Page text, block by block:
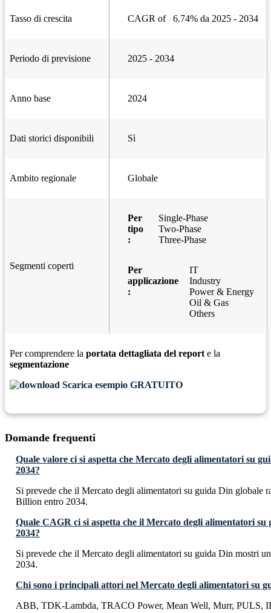
Tasso di crescita CAGR of 6.74% da 2025 - 2034
Periodo di previsione 2025 - 2034
Anno base 2024
Dati storici disponibili Sì
Ambito regionale Globale
Segmenti coperti
Per
tipo
:
Single-Phase
Two-Phase
Three-Phase
Per
applicazione
:
IT
Industry
Power & Energy
Oil & Gas
Others
Per comprendere la portata dettagliata del report e la
segmentazione
Scarica esempio GRATUITO
Domande frequenti
Quale valore ci si aspetta che Mercato degli alimentatori su
2034?
Si prevede che il Mercato degli alimentatori su guida Din globale
Billion entro 2034.
Quale CAGR ci si aspetta che il Mercato degli alimentatori
2034?
Si prevede che il Mercato degli alimentatori su guida Din mostri
2034.
Chi sono i principali attori nel Mercato degli alimentatori su
ABB, TDK-Lambda, TRACO Power, Mean Well, Murr, PULS,